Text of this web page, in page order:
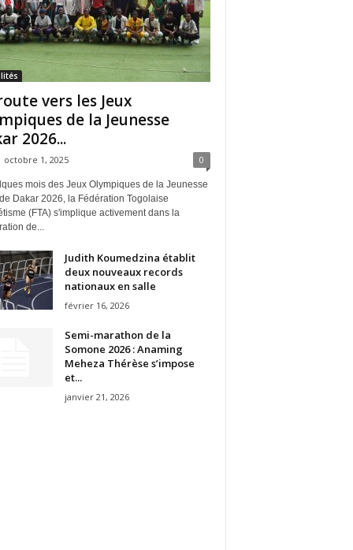
vers les Jeux
de la Jeunesse
2026...
octobre 1, 2025 0
mois des Jeux Olympiques de la Jeunesse
Dakar 2026, la Fédération Togolaise
(FTA) s'implique activement dans la
de...
Judith Koumedzina établit
deux nouveaux records
nationaux en salle
février 16, 2026
Semi-marathon de la
Somone 2026 : Anaming
Meheza Thérèse s’impose
et...
janvier 21, 2026